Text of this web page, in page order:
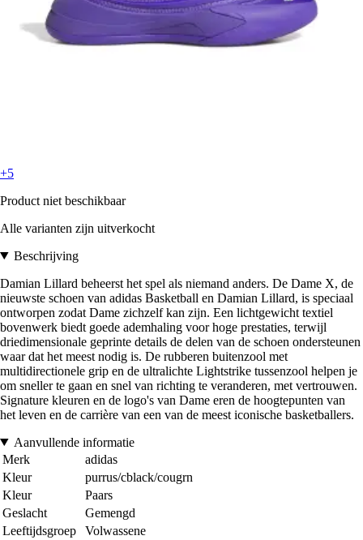
+5
Product niet beschikbaar
Alle varianten zijn uitverkocht
Beschrijving
Damian Lillard beheerst het spel als niemand anders. De Dame X, de
nieuwste schoen van adidas Basketball en Damian Lillard, is speciaal
ontworpen zodat Dame zichzelf kan zijn. Een lichtgewicht textiel
bovenwerk biedt goede ademhaling voor hoge prestaties, terwijl
driedimensionale geprinte details de delen van de schoen ondersteunen
waar dat het meest nodig is. De rubberen buitenzool met
multidirectionele grip en de ultralichte Lightstrike tussenzool helpen je
om sneller te gaan en snel van richting te veranderen, met vertrouwen.
Signature kleuren en de logo's van Dame eren de hoogtepunten van
het leven en de carrière van een van de meest iconische basketballers.
Aanvullende informatie
Merk
adidas
Kleur
purrus/cblack/cougrn
Kleur
Paars
Geslacht
Gemengd
Leeftijdsgroep
Volwassene